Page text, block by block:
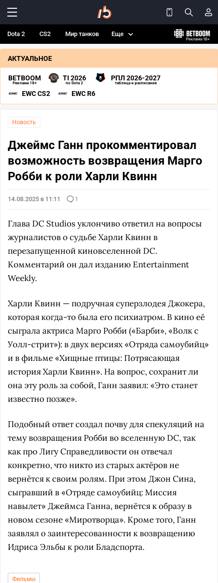
Dota 2 CS2 Мир танков Еще
АКТУАЛЬНОЕ
BETBOOM
Реклама 18+
TI 2026
по Dota 2
РПЛ 2026-2027
таблица и расписание
EWC CS2 EWC R6
Новость
Джеймс Ганн прокомментировал
возможность возвращения Марго
Робби к роли Харли Квинн
14.08.2025 в 11:11 1
Глава DC Studios уклончиво ответил на вопросы
журналистов о судьбе Харли Квинн в
перезапущенной киновселенной DC.
Комментарий он дал изданию Entertainment
Weekly.
Харли Квинн — подручная суперзлодея Джокера,
которая когда-то была его психиатром. В кино её
сыграла актриса Марго Робби («Барби», «Волк с
Уолл-стрит»): в двух версиях «Отряда самоубийц»
и в фильме «Хищные птицы: Потрясающая
история Харли Квинн». На вопрос, сохранит ли
она эту роль за собой, Ганн заявил: «Это станет
известно позже».
Подобный ответ создал почву для спекуляций на
тему возвращения Робби во вселенную DC, так
как про Лигу Справедливости он отвечал
конкретно, что никто из старых актёров не
вернётся к своим ролям. При этом Джон Сина,
сыгравший в «Отряде самоубийц: Миссия
навылет» Джеймса Ганна, вернётся к образу в
новом сезоне «Миротворца». Кроме того, Ганн
заявлял о заинтересованности к возвращению
Идриса Эльбы к роли Бладспорта.
Фильмы